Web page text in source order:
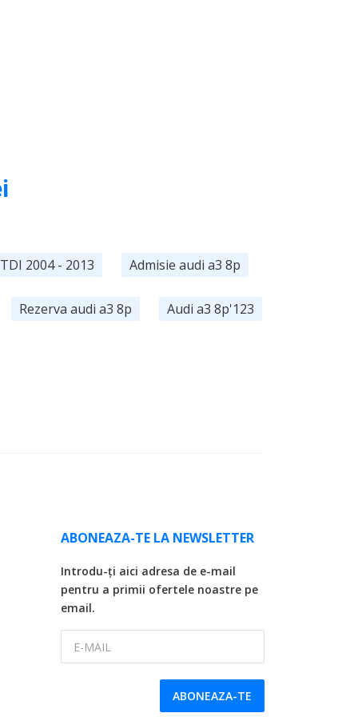
2004 - 2013 Admisie audi a3 8p
Rezerva audi a3 8p Audi a3 8p'123
ABONEAZA-TE LA NEWSLETTER
Introdu-ți aici adresa de e-mail
pentru a primii ofertele noastre pe
email.
ABONEAZA-TE